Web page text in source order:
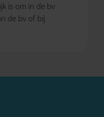
is om in de bv
de bv of bij